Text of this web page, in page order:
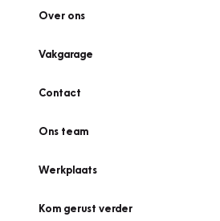
Over ons
Vakgarage
Contact
Ons team
Werkplaats
Kom gerust verder